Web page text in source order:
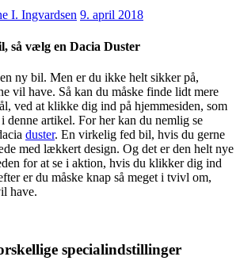
I. Ingvardsen 9. april 2018
så vælg en Dacia Duster
ny bil. Men er du ikke helt sikker på,
vil have. Så kan du måske finde lidt mere
ved at klikke dig ind på hjemmesiden, som
artikel. For her kan du nemlig se
duster. En virkelig fed bil, hvis du gerne
med lækkert design. Og det er den helt nye
for at se i aktion, hvis du klikker dig ind
er du måske knap så meget i tvivl om,
have.
specialindstillinger